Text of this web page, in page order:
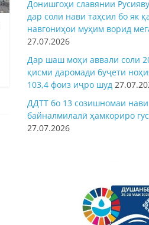
Донишгоҳи славянии
дар соли нави таҳсил бо як
навгониҳои муҳим ворид
27.07.2026
Дар шаш моҳи аввали соли
қисми даромади буҷети
103,4 фоиз иҷро шуд
ДДТТ бо 13 созишномаи нави
байналмилалӣ ҳамкориро
27.07.2026